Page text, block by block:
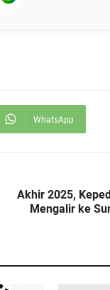
WhatsApp
Akhir 2025,
Mengalir ke